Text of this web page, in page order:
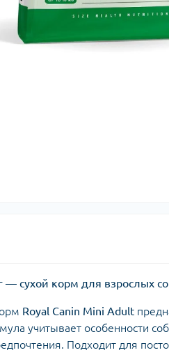
— сухой корм для взрослых
Royal Canin Mini Adult
учитывает особенности
Подходит для